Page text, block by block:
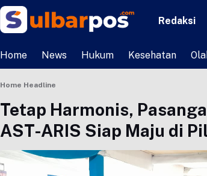
Redaksi
Home News Hukum Kesehatan
Home Headline
Tetap Harmonis,
AST-ARIS Siap Maju di